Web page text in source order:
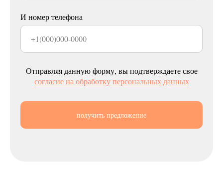
И номер телефона
Отправляя данную форму, вы подтверждаете свое
согласие на обработку персональных данных
получить предложение